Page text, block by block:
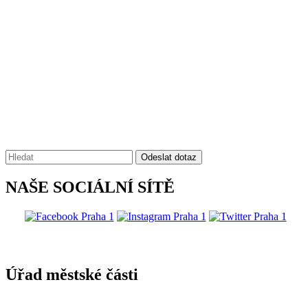
Vyhledávání: Odeslat dotaz
NAŠE SOCIÁLNÍ SÍTĚ
Úřad městské části